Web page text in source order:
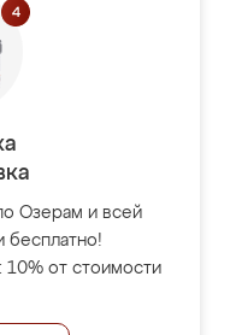
Озерам и всей
бесплатно!
от стоимости